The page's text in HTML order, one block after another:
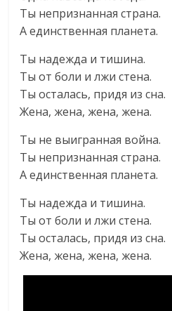
Ты непризнанная страна.
А единственная планета.
Ты надежда и тишина.
Ты от боли и лжи стена.
Ты осталась, придя из сна.
Жена, жена, жена, жена.
Ты не выигранная война.
Ты непризнанная страна.
А единственная планета.
Ты надежда и тишина.
Ты от боли и лжи стена.
Ты осталась, придя из сна.
Жена, жена, жена, жена.